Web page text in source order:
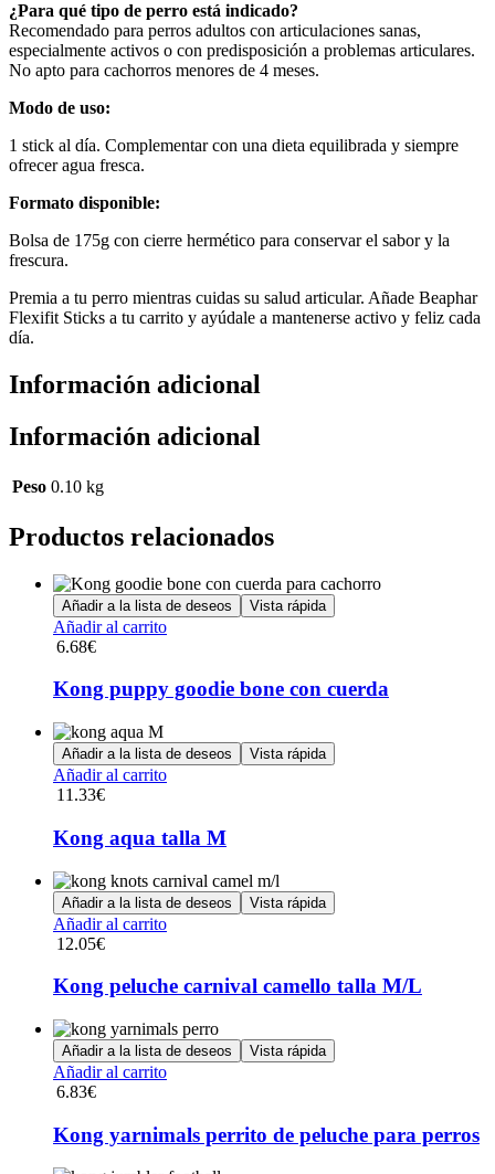
¿Para qué tipo de perro está indicado?
Recomendado para perros adultos con articulaciones sanas,
especialmente activos o con predisposición a problemas articulares.
No apto para cachorros menores de 4 meses.
Modo de uso:
1 stick al día. Complementar con una dieta equilibrada y siempre
ofrecer agua fresca.
Formato disponible:
Bolsa de 175g con cierre hermético para conservar el sabor y la
frescura.
Premia a tu perro mientras cuidas su salud articular. Añade Beaphar
Flexifit Sticks a tu carrito y ayúdale a mantenerse activo y feliz cada
día.
Información adicional
Información adicional
Peso 0.10 kg
Productos relacionados
Añadir a la lista de deseos Vista rápida
Añadir al carrito
6.68€
Kong puppy goodie bone con cuerda
Añadir a la lista de deseos Vista rápida
Añadir al carrito
11.33€
Kong aqua talla M
Añadir a la lista de deseos Vista rápida
Añadir al carrito
12.05€
Kong peluche carnival camello talla M/L
Añadir a la lista de deseos Vista rápida
Añadir al carrito
6.83€
Kong yarnimals perrito de peluche para perros